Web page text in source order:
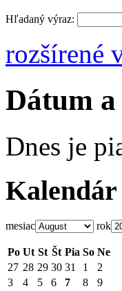
Hľadaný výraz:
rozšírené
Dátum a
Dnes je
Kalendár
mesiac rok
Po Ut St Št Pia So Ne
27 28 29 30 31 1
2
3
4 5 6 7 8
9